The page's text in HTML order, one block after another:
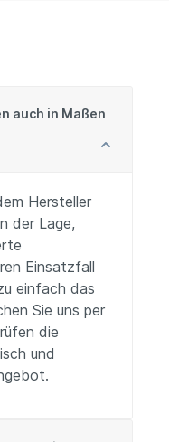
auch in Maßen
Hersteller
der Lage,
Einsatzfall
einfach das
Sie uns per
die
und